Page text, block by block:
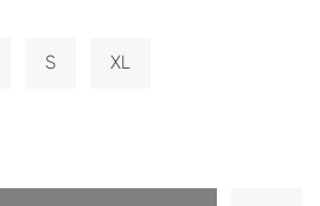
S XL